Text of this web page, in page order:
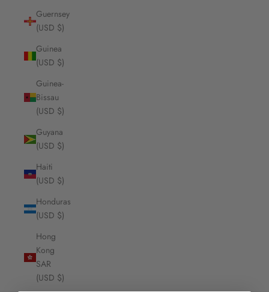
Guernsey
(USD $)
Guinea
(USD $)
Guinea-
Bissau
(USD $)
Guyana
(USD $)
Haiti
(USD $)
Honduras
(USD $)
Hong
Kong
SAR
(USD $)